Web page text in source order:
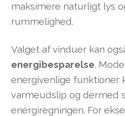
maksimere naturligt lys
rummelighed.
Valget af vinduer kan
energibesparelse.
energivenlige funktioner
varmeudslip og dermed
energiregningen. For